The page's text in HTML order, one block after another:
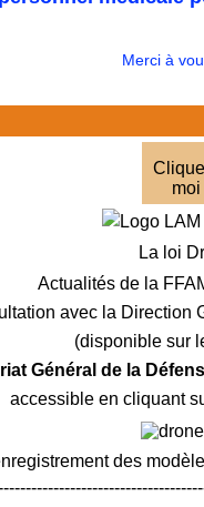
Merci à
moi
La loi
Actualités de la
avec la Direction
(disponible sur
Général de la
accessible en cliquant
des